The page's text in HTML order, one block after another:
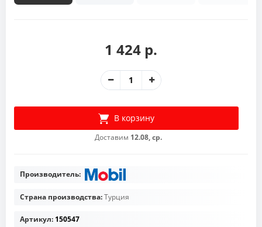
1 424 р.
В корзину
Доставим 12.08, ср.
Производитель:
Страна производства:Турция
Артикул:150547